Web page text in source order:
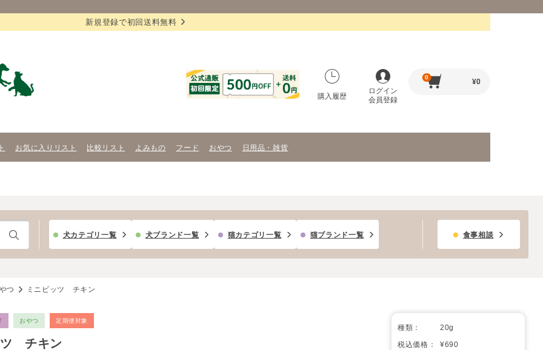
新規登録で初回送料無料
購入履歴
ログイン
会員登録
0
¥0
お気に入りリスト 比較リスト よみもの フード おやつ 日用品・雑貨
犬カテゴリ一覧 犬ブランド一覧 猫カテゴリ一覧 猫ブランド一覧 食事相談
つ ミニビッツ チキン
おやつ 定期便対象
ツ チキン
種類：
20g
税込価格：
¥690